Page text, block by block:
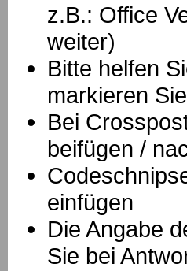
z.B.: Office
weiter)
Bitte helfen
markieren
Bei
beifügen /
einfügen
Die Angabe
Sie bei